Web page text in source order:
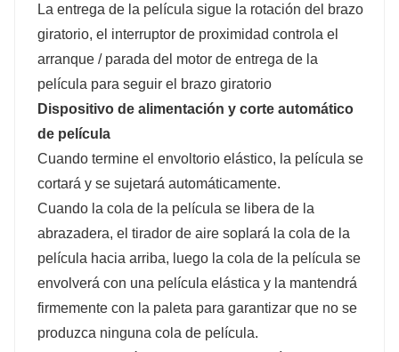
La entrega de la película sigue la rotación del brazo
giratorio, el interruptor de proximidad controla el
arranque / parada del motor de entrega de la
película para seguir el brazo giratorio
Dispositivo de alimentación y corte automático
de película
Cuando termine el envoltorio elástico, la película se
cortará y se sujetará automáticamente.
Cuando la cola de la película se libera de la
abrazadera, el tirador de aire soplará la cola de la
película hacia arriba, luego la cola de la película se
envolverá con una película elástica y la mantendrá
firmemente con la paleta para garantizar que no se
produzca ninguna cola de película.